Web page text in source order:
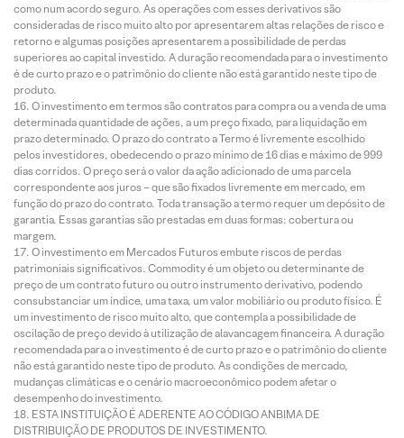
como num acordo seguro. As operações com esses derivativos são
consideradas de risco muito alto por apresentarem altas relações de risco e
retorno e algumas posições apresentarem a possibilidade de perdas
superiores ao capital investido. A duração recomendada para o investimento
é de curto prazo e o patrimônio do cliente não está garantido neste tipo de
produto.
O investimento em termos são contratos para compra ou a venda de uma
determinada quantidade de ações, a um preço fixado, para liquidação em
prazo determinado. O prazo do contrato a Termo é livremente escolhido
pelos investidores, obedecendo o prazo mínimo de 16 dias e máximo de 999
dias corridos. O preço será o valor da ação adicionado de uma parcela
correspondente aos juros – que são fixados livremente em mercado, em
função do prazo do contrato. Toda transação a termo requer um depósito de
garantia. Essas garantias são prestadas em duas formas: cobertura ou
margem.
O investimento em Mercados Futuros embute riscos de perdas
patrimoniais significativos. Commodity é um objeto ou determinante de
preço de um contrato futuro ou outro instrumento derivativo, podendo
consubstanciar um índice, uma taxa, um valor mobiliário ou produto físico. É
um investimento de risco muito alto, que contempla a possibilidade de
oscilação de preço devido à utilização de alavancagem financeira. A duração
recomendada para o investimento é de curto prazo e o patrimônio do cliente
não está garantido neste tipo de produto. As condições de mercado,
mudanças climáticas e o cenário macroeconômico podem afetar o
desempenho do investimento.
ESTA INSTITUIÇÃO É ADERENTE AO CÓDIGO ANBIMA DE
DISTRIBUIÇÃO DE PRODUTOS DE INVESTIMENTO.